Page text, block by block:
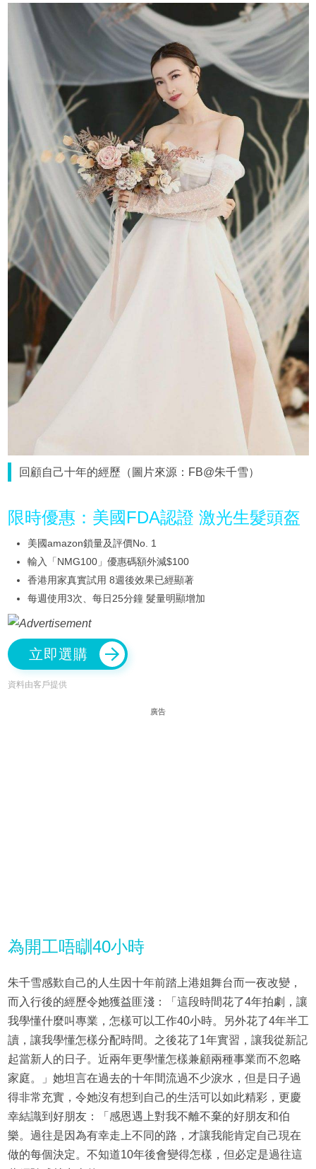
回顧自己十年的經歷（圖片來源：FB@朱千雪）
限時優惠：美國FDA認證 激光生髮頭盔
美國amazon鎖量及評價No. 1
輸入「NMG100」優惠碼額外減$100
香港用家真實試用 8週後效果已經顯著
每週使用3次、每日25分鐘 髮量明顯增加
立即選購
資料由客戶提供
廣告
為開工唔瞓40小時
朱千雪感歎自己的人生因十年前踏上港姐舞台而一夜改變，
而入行後的經歷令她獲益匪淺：「這段時間花了4年拍劇，讓
我學懂什麼叫專業，怎樣可以工作40小時。另外花了4年半工
讀，讓我學懂怎樣分配時間。之後花了1年實習，讓我從新記
起當新人的日子。近兩年更學懂怎樣兼顧兩種事業而不忽略
家庭。」她坦言在過去的十年間流過不少淚水，但是日子過
得非常充實，令她沒有想到自己的生活可以如此精彩，更慶
幸結識到好朋友：「感恩遇上對我不離不棄的好朋友和伯
樂。過往是因為有幸走上不同的路，才讓我能肯定自己現在
做的每個決定。不知道10年後會變得怎樣，但必定是過往這